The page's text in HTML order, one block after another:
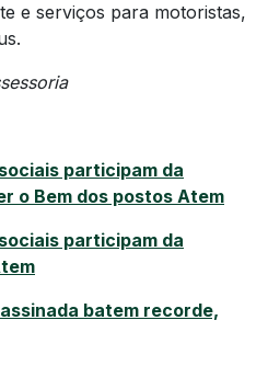
e serviços para motoristas,
participam da
o Bem dos postos Atem
participam da
batem recorde,